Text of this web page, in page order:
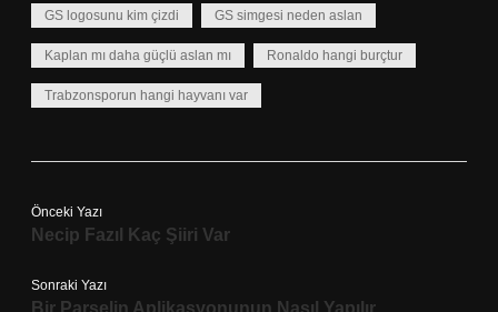
GS logosunu kim çizdi GS simgesi neden aslan
Kaplan mı daha güçlü aslan mı Ronaldo hangi burçtur
Trabzonsporun hangi hayvanı var
Önceki Yazı
Necip Fazıl Kaç Şiiri Var
Sonraki Yazı
Bir Parselin Aplikasyonunun Nasıl Yapılır